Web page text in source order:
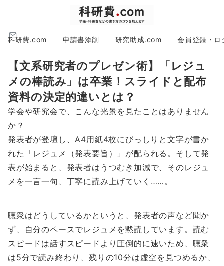
科研費.com 申請書添削 研究助成.com 会員登録・ロ
【文系研究者のプレゼン術】「レジュ
メの棒読み」は卒業！スライドと配布
資料の決定的違いとは？
学会や研究会で、こんな光景を見たことはありません
か？
発表者が登壇し、A4用紙4枚にびっしりと文字が書か
れた「レジュメ（発表要旨）」が配られる。そして発
表が始まると、発表者はうつむき加減で、そのレジュ
メを一言一句、丁寧に読み上げていく……。
聴衆はどうしているかというと、発表者の声など聞か
ず、自分のペースでレジュメを黙読しています。読む
スピードは話すスピードより圧倒的に速いため、聴衆
は5分で読み終わり、残りの10分は虚空を見つめるか、